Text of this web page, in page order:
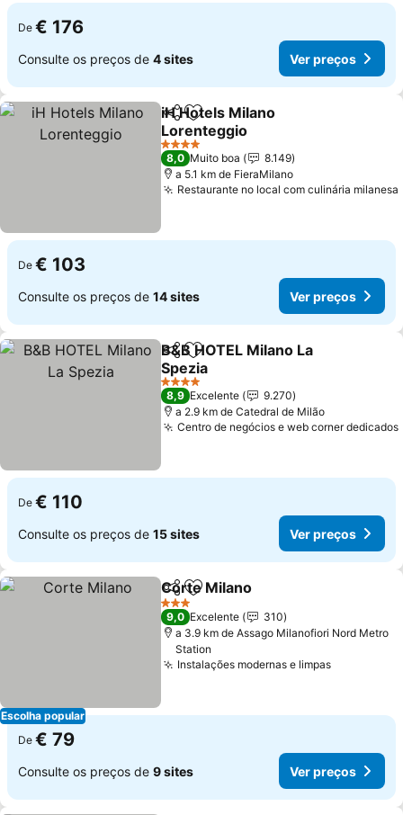
De € 176
Consulte os preços de 4 sites Ver preços
PartilharAdicionar aos favoritos
iH Hotels Milano
Lorenteggio
4 Estrelas
8,0 Muito boa
8.149
a 5.1 km de FieraMilano
Restaurante no local com culinária milanesa
De € 103
Consulte os preços de 14 sites Ver preços
PartilharAdicionar aos favoritos
B&B HOTEL Milano La
Spezia
4 Estrelas
8,9 Excelente
9.270
a 2.9 km de Catedral de Milão
Centro de negócios e web corner dedicados
De € 110
Consulte os preços de 15 sites Ver preços
Escolha popular
PartilharAdicionar aos favoritos
Corte Milano
3 Estrelas
9,0 Excelente
310
a 3.9 km de Assago Milanofiori Nord Metro
Station
Instalações modernas e limpas
De € 79
Consulte os preços de 9 sites Ver preços